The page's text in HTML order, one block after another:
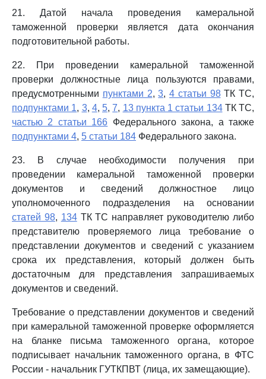
21. Датой начала проведения камеральной
таможенной проверки является дата окончания
подготовительной работы.
22. При проведении камеральной таможенной
проверки должностные лица пользуются правами,
предусмотренными пунктами 2,3, 4 статьи 98ТК ТС,
подпунктами 1, 3, 4, 5,7, 13 пункта 1 статьи 134ТК ТС,
частью 2 статьи 166 Федерального закона, а также
подпунктами 4, 5 статьи 184 Федерального закона.
23. В случае необходимости получения при
проведении камеральной таможенной проверки
документов и сведений должностное лицо
уполномоченного подразделения на основании
статей 98, 134ТК ТС направляет руководителю либо
представителю проверяемого лица требование о
представлении документов и сведений с указанием
срока их представления, который должен быть
достаточным для представления запрашиваемых
документов и сведений.
Требование о представлении документов и сведений
при камеральной таможенной проверке оформляется
на бланке письма таможенного органа, которое
подписывает начальник таможенного органа, в ФТС
России - начальник ГУТКПВТ (лица, их замещающие).